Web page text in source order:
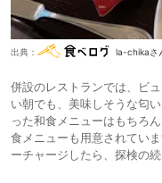
出典： la-chikaさ
併設のレストランでは、ビ
い朝でも、美味しそうな匂
った和食メニューはもちろ
食メニューも用意されてい
ーチャージしたら、探検の